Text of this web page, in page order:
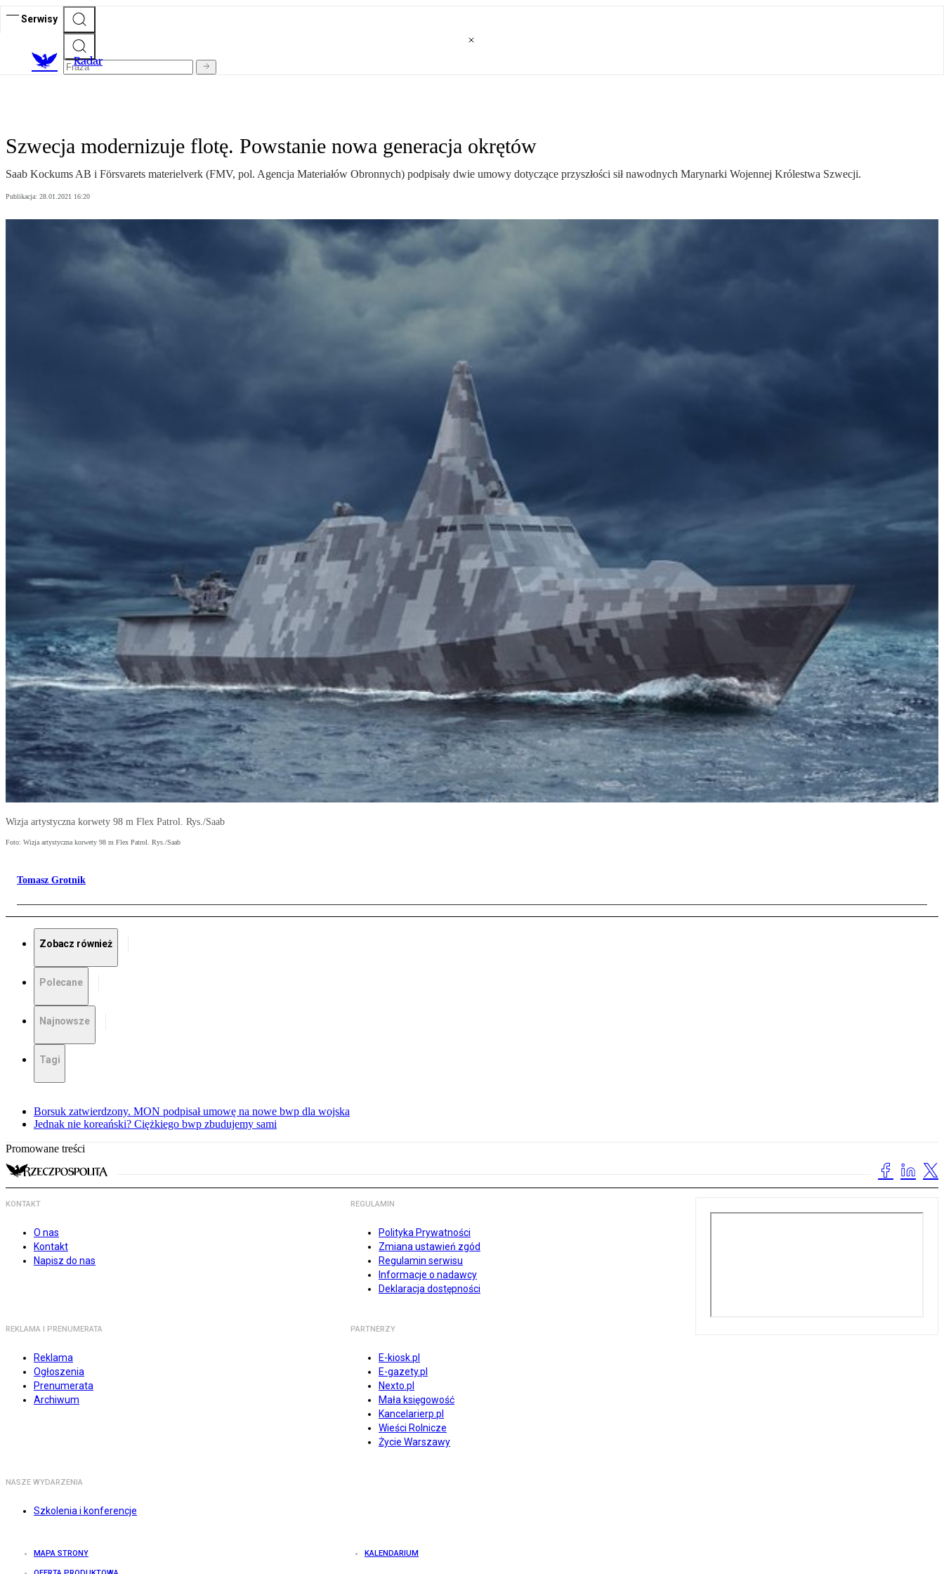
Serwisy
Radar
Szwecja modernizuje flotę. Powstanie nowa generacja okrętów
Saab Kockums AB i Försvarets materielverk (FMV, pol. Agencja Materiałów Obronnych) podpisały dwie umowy dotyczące przyszłości sił nawodnych Marynarki Wojennej Królestwa Szwecji.
Publikacja: 28.01.2021 16:20
Wizja artystyczna korwety 98 m Flex Patrol. Rys./Saab
Foto: Wizja artystyczna korwety 98 m Flex Patrol. Rys./Saab
Tomasz Grotnik
Zobacz również
Polecane
Najnowsze
Tagi
Borsuk zatwierdzony. MON podpisał umowę na nowe bwp dla wojska
Jednak nie koreański? Ciężkiego bwp zbudujemy sami
Promowane treści
KONTAKT
O nas
Kontakt
Napisz do nas
REGULAMIN
Polityka Prywatności
Zmiana ustawień zgód
Regulamin serwisu
Informacje o nadawcy
Deklaracja dostępności
REKLAMA I PRENUMERATA
Reklama
Ogłoszenia
Prenumerata
Archiwum
PARTNERZY
E-kiosk.pl
E-gazety.pl
Nexto.pl
Mała księgowość
Kancelarierp.pl
Wieści Rolnicze
Życie Warszawy
NASZE WYDARZENIA
Szkolenia i konferencje
MAPA STRONY KALENDARIUM